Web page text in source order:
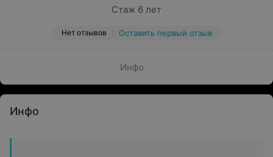
Стаж 6 лет
Нет отзывов Оставить первый отзыв
Инфо
Инфо